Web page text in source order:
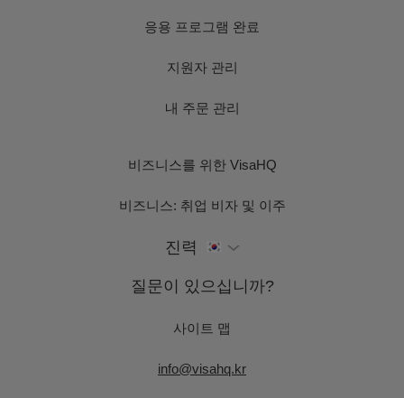
응용 프로그램 완료
지원자 관리
내 주문 관리
비즈니스를 위한 VisaHQ
비즈니스: 취업 비자 및 이주
진력
질문이 있으십니까?
사이트 맵
info@visahq.kr